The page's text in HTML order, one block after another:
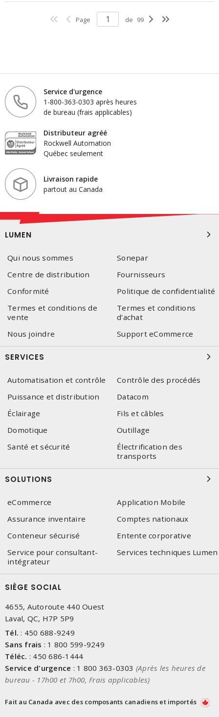
Page de 99
Service d'urgence
1-800-363-0303 après heures
de bureau (frais applicables)
Distributeur agréé
Rockwell Automation
Québec seulement
Livraison rapide
partout au Canada
LUMEN
Qui nous sommes
Sonepar
Centre de distribution
Fournisseurs
Conformité
Politique de confidentialité
Termes et conditions de
vente
Termes et conditions
d'achat
Nous joindre
Support eCommerce
SERVICES
Automatisation et contrôle
Contrôle des procédés
Puissance et distribution
Datacom
Éclairage
Fils et câbles
Domotique
Outillage
Santé et sécurité
Électrification des
transports
SOLUTIONS
eCommerce
Application Mobile
Assurance inventaire
Comptes nationaux
Conteneur sécurisé
Entente corporative
Service pour consultant-
intégrateur
Services techniques Lumen
SIÈGE SOCIAL
4655, Autoroute 440 Ouest
Laval, QC, H7P 5P9
Tél. : 450 688-9249
Sans frais : 1 800 599-9249
Téléc. : 450 686-1444
Service d'urgence : 1 800 363-0303 (Après les heures de
bureau - 17h00 et 7h00, Frais applicables)
Fait au Canada avec des composants canadiens et importés